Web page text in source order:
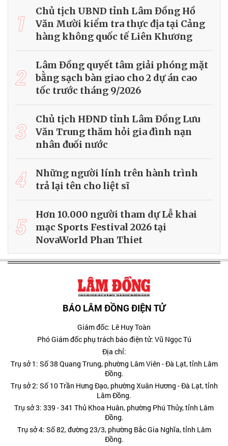
1
Chủ tịch UBND tỉnh Lâm Đồng Hồ
Văn Mười kiểm tra thực địa tại Cảng
hàng không quốc tế Liên Khương
2
Lâm Đồng quyết tâm giải phóng mặt
bằng sạch bàn giao cho 2 dự án cao
tốc trước tháng 9/2026
3
Chủ tịch HĐND tỉnh Lâm Đồng Lưu
Văn Trung thăm hỏi gia đình nạn
nhân đuối nước
4
Những người lính trên hành trình
trả lại tên cho liệt sĩ
5
Hơn 10.000 người tham dự Lễ khai
mạc Sports Festival 2026 tại
NovaWorld Phan Thiet
BÁO LÂM ĐỒNG ĐIỆN TỬ
Giám đốc: Lê Huy Toàn
Phó Giám đốc phụ trách báo điện tử: Vũ Ngọc Tú
Địa chỉ:
Trụ sở 1: Số 38 Quang Trung, phường Lâm Viên - Đà Lạt, tỉnh Lâm
Đồng.
Trụ sở 2: Số 10 Trần Hưng Đạo, phường Xuân Hương - Đà Lạt, tỉnh
Lâm Đồng.
Trụ sở 3: 339 - 341 Thủ Khoa Huân, phường Phú Thủy, tỉnh Lâm
Đồng.
Trụ sở 4: Số 82, đường 23/3, phường Bắc Gia Nghĩa, tỉnh Lâm
Đồng.